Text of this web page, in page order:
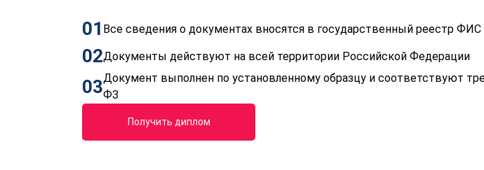
01 Все сведения о документах вносятся в государственный реестр
02Документы действуют на всей территории Российской Федерации
03Документ выполнен по установленному образцу и соответствуют
ФЗ
Получить диплом